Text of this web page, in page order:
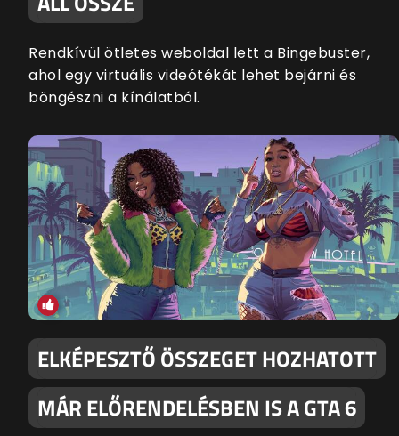
Rendkívül ötletes weboldal lett a Bingebuster,
ahol egy virtuális videótékát lehet bejárni és
böngészni a kínálatból.
ELKÉPESZTŐ ÖSSZEGET HOZHATOTT
MÁR ELŐRENDELÉSBEN IS A GTA 6